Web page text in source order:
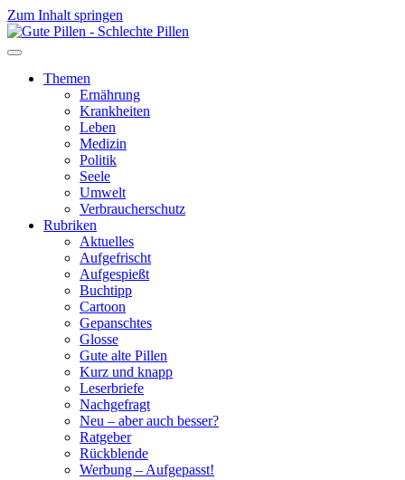
Zum Inhalt springen
Themen
Ernährung
Krankheiten
Leben
Medizin
Politik
Seele
Umwelt
Verbraucherschutz
Rubriken
Aktuelles
Aufgefrischt
Aufgespießt
Buchtipp
Cartoon
Gepanschtes
Glosse
Gute alte Pillen
Kurz und knapp
Leserbriefe
Nachgefragt
Neu – aber auch besser?
Ratgeber
Rückblende
Werbung – Aufgepasst!